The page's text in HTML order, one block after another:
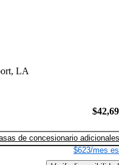
LA
de concesionario adicionales
$623/mes